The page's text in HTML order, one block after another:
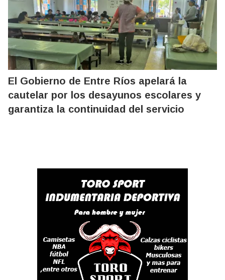
El Gobierno de Entre Ríos apelará la
cautelar por los desayunos escolares y
garantiza la continuidad del servicio